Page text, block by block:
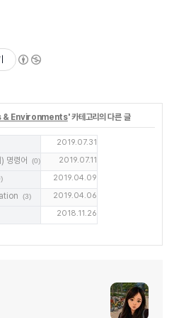
& Environments' 카테고리의 다른 글
2019.07.31
명령어 (0) 2019.07.11
2019.04.09
(3) 2019.04.06
2018.11.26